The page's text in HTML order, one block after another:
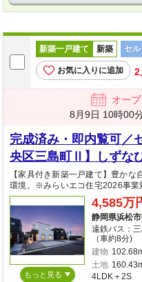
新築一戸建て 新築 セ
お気に入りに追加 2
オー
8月9日 10時00
完成済み・即内覧可／
央区三島町Ⅱ】しずな
【家具付き新築一戸建て】豊か
環境。※みらいエコ住宅2026事業
もっと見る
4,585万
静岡県浜松
遠鉄バス：
（車約8分)
建物
土地
4LDK＋2S